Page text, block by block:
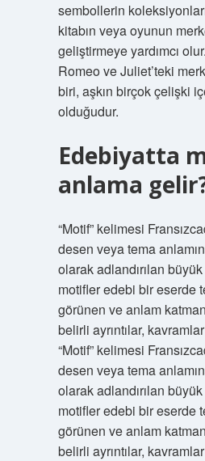
sembollerin
kitabın veya oyunun
geliştirmeye yardımcı
Romeo ve Juliet’teki
biri, aşkın birçok çelişki
olduğudur.
Edebiyatta
anlama
“Motif” kelimesi
desen veya tema
olarak adlandırılan
motifler edebi bir eserde
görünen ve anlam
belirli ayrıntılar,
“Motif” kelimesi
desen veya tema
olarak adlandırılan
motifler edebi bir eserde
görünen ve anlam
belirli ayrıntılar,